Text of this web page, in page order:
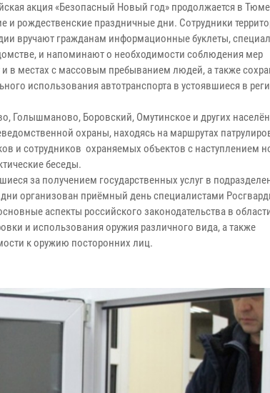
акция «Безопасный Новый год» продолжается в
и рождественские праздничные дни. Сотрудники
вручают гражданам информационные буклеты,
и напоминают о необходимости соблюдения мер
и в местах с массовым пребыванием людей, а также
использования автотранспорта в устоявшиеся в
Голышманово, Боровский, Омутинское и других
охраны, находясь на маршрутах
и сотрудников охраняемых объектов с наступлением
беседы.
за получением государственных услуг в
организован приёмный день специалистами
аспекты российского законодательства в
и использования оружия различного вида, а также
к оружию посторонних лиц.